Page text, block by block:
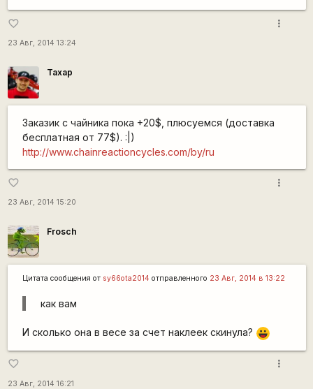
favorite_border
23 Авг, 2014 13:24
more_vert
Тахар
Заказик с чайника пока +20$, плюсуемся (доставка
бесплатная от 77$). :|)
http://www.chainreactioncycles.com/by/ru
favorite_border
23 Авг, 2014 15:20
more_vert
Frosch
Цитата сообщения от sy66ota2014 отправленного 23 Авг, 2014 в 13:22
как вам
И сколько она в весе за счет наклеек скинула? |-))
favorite_border
23 Авг, 2014 16:21
more_vert